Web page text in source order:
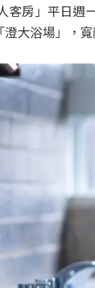
客房」平日週
大浴場」，